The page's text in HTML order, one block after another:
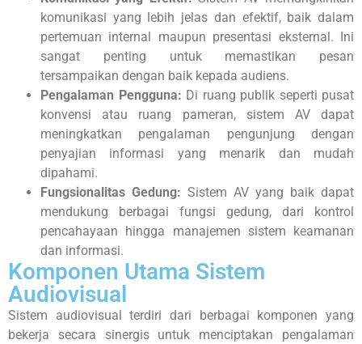
komunikasi yang lebih jelas dan efektif, baik dalam
pertemuan internal maupun presentasi eksternal. Ini
sangat penting untuk memastikan pesan
tersampaikan dengan baik kepada audiens.
Pengalaman Pengguna: Di ruang publik seperti pusat
konvensi atau ruang pameran, sistem AV dapat
meningkatkan pengalaman pengunjung dengan
penyajian informasi yang menarik dan mudah
dipahami.
Fungsionalitas Gedung: Sistem AV yang baik dapat
mendukung berbagai fungsi gedung, dari kontrol
pencahayaan hingga manajemen sistem keamanan
dan informasi.
Komponen Utama Sistem
Audiovisual
Sistem audiovisual terdiri dari berbagai komponen yang
bekerja secara sinergis untuk menciptakan pengalaman